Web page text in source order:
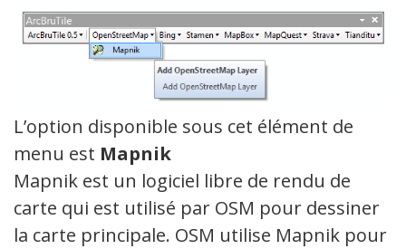
L’option disponible sous cet élément de
menu est Mapnik
Mapnik est un logiciel libre de rendu de
carte qui est utilisé par OSM pour dessiner
la carte principale. OSM utilise Mapnik pour